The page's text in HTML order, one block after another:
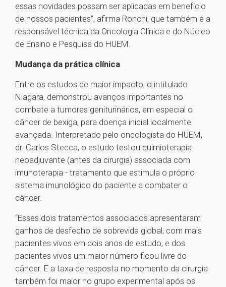
essas novidades possam ser aplicadas em benefício
de nossos pacientes”, afirma Ronchi, que também é a
responsável técnica da Oncologia Clínica e do Núcleo
de Ensino e Pesquisa do HUEM.
Mudança da prática clínica
Entre os estudos de maior impacto, o intitulado
Niagara, demonstrou avanços importantes no
combate a tumores geniturinários, em especial o
câncer de bexiga, para doença inicial localmente
avançada. Interpretado pelo oncologista do HUEM,
dr. Carlos Stecca, o estudo testou quimioterapia
neoadjuvante (antes da cirurgia) associada com
imunoterapia - tratamento que estimula o próprio
sistema imunológico do paciente a combater o
câncer.
“Esses dois tratamentos associados apresentaram
ganhos de desfecho de sobrevida global, com mais
pacientes vivos em dois anos de estudo, e dos
pacientes vivos um maior número ficou livre do
câncer. E a taxa de resposta no momento da cirurgia
também foi maior no grupo experimental após os